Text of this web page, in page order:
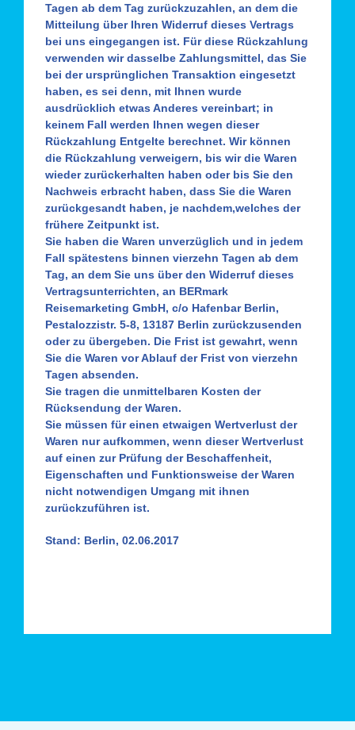
Tagen ab dem Tag zurückzuzahlen, an dem die
Mitteilung über Ihren Widerruf dieses Vertrags
bei uns eingegangen ist. Für diese Rückzahlung
verwenden wir dasselbe Zahlungsmittel, das Sie
bei der ursprünglichen Transaktion eingesetzt
haben, es sei denn, mit Ihnen wurde
ausdrücklich etwas Anderes vereinbart; in
keinem Fall werden Ihnen wegen dieser
Rückzahlung Entgelte berechnet. Wir können
die Rückzahlung verweigern, bis wir die Waren
wieder zurückerhalten haben oder bis Sie den
Nachweis erbracht haben, dass Sie die Waren
zurückgesandt haben, je nachdem,welches der
frühere Zeitpunkt ist.
Sie haben die Waren unverzüglich und in jedem
Fall spätestens binnen vierzehn Tagen ab dem
Tag, an dem Sie uns über den Widerruf dieses
Vertragsunterrichten, an BERmark
Reisemarketing GmbH, c/o Hafenbar Berlin,
Pestalozzistr. 5-8, 13187 Berlin zurückzusenden
oder zu übergeben. Die Frist ist gewahrt, wenn
Sie die Waren vor Ablauf der Frist von vierzehn
Tagen absenden.
Sie tragen die unmittelbaren Kosten der
Rücksendung der Waren.
Sie müssen für einen etwaigen Wertverlust der
Waren nur aufkommen, wenn dieser Wertverlust
auf einen zur Prüfung der Beschaffenheit,
Eigenschaften und Funktionsweise der Waren
nicht notwendigen Umgang mit ihnen
zurückzuführen ist.
Stand: Berlin, 02.06.2017